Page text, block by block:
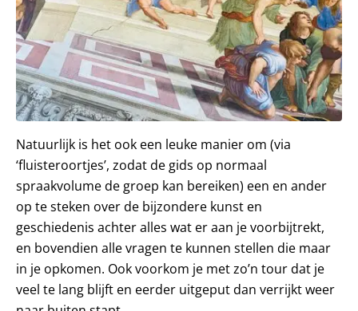
Natuurlijk is het ook een leuke manier om (via
‘fluisteroortjes’, zodat de gids op normaal
spraakvolume de groep kan bereiken) een en ander
op te steken over de bijzondere kunst en
geschiedenis achter alles wat er aan je voorbijtrekt,
en bovendien alle vragen te kunnen stellen die maar
in je opkomen. Ook voorkom je met zo’n tour dat je
veel te lang blijft en eerder uitgeput dan verrijkt weer